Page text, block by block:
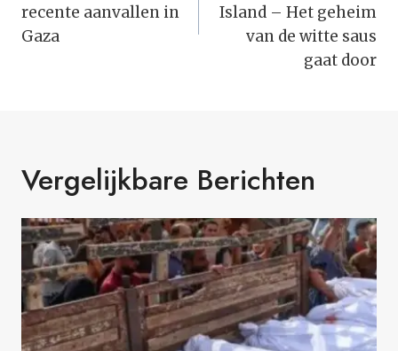
recente aanvallen in
Gaza
Island – Het geheim
van de witte saus
gaat door
Vergelijkbare Berichten